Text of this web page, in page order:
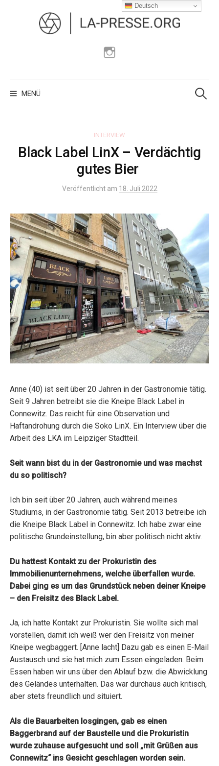
überspringen
MENÜ
Suchen
nach:
INTERVIEW
Black Label LinX – Verdächtig
gutes Bier
Veröffentlicht am 18. Juli 2022
Anne (40) ist seit über 20 Jahren in der Gastronomie tätig.
Seit 9 Jahren betreibt sie die Kneipe Black Label in
Connewitz. Das reicht für eine Observation und
Haftandrohung durch die Soko LinX. Ein Interview über die
Arbeit des LKA im Leipziger Stadtteil.
Seit wann bist du in der Gastronomie und was machst
du so politisch?
Ich bin seit über 20 Jahren, auch während meines
Studiums, in der Gastronomie tätig. Seit 2013 betreibe ich
die Kneipe Black Label in Connewitz. Ich habe zwar eine
politische Grundeinstellung, bin aber politisch nicht aktiv.
Du hattest Kontakt zu der Prokuristin des
Immobilienunternehmens, welche überfallen wurde.
Dabei ging es um das Grundstück neben deiner Kneipe
– den Freisitz des Black Label.
Ja, ich hatte Kontakt zur Prokuristin. Sie wollte sich mal
vorstellen, damit ich weiß wer den Freisitz von meiner
Kneipe wegbaggert. [Anne lacht] Dazu gab es einen E-Mail
Austausch und sie hat mich zum Essen eingeladen. Beim
Essen haben wir uns über den Ablauf bzw. die Abwicklung
des Geländes unterhalten. Das war durchaus auch kritisch,
aber stets freundlich und situiert.
Als die Bauarbeiten losgingen, gab es einen
Baggerbrand auf der Baustelle und die Prokuristin
wurde zuhause aufgesucht und soll „mit Grüßen aus
Connewitz“ ins Gesicht geschlagen worden sein.
Deutsch